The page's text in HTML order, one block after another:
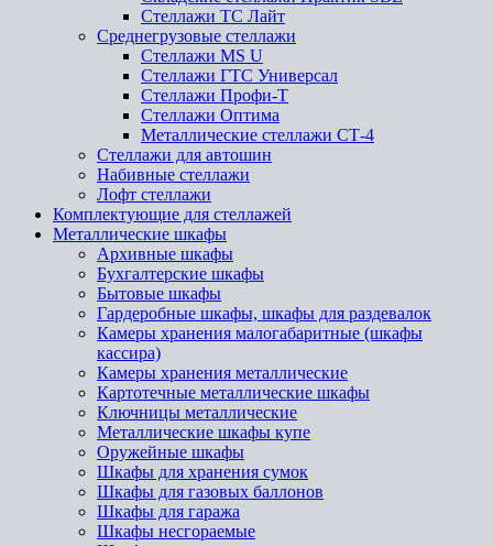
Стеллажи ТС Лайт
Среднегрузовые стеллажи
Стеллажи MS U
Стеллажи ГТС Универсал
Стеллажи Профи-Т
Стеллажи Оптима
Металлические стеллажи СТ-4
Стеллажи для автошин
Набивные стеллажи
Лофт стеллажи
Комплектующие для стеллажей
Металлические шкафы
Архивные шкафы
Бухгалтерские шкафы
Бытовые шкафы
Гардеробные шкафы, шкафы для раздевалок
Камеры хранения малогабаритные (шкафы
кассира)
Камеры хранения металлические
Картотечные металлические шкафы
Ключницы металлические
Металлические шкафы купе
Оружейные шкафы
Шкафы для хранения сумок
Шкафы для газовых баллонов
Шкафы для гаража
Шкафы несгораемые